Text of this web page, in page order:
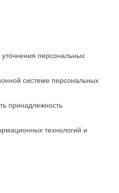
персональных
системе персональных
принадлежность
технологий и